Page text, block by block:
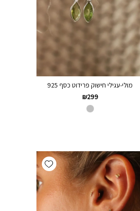
מולי-עגילי חישוק פרידוט כסף 925
₪299
Add wishlist